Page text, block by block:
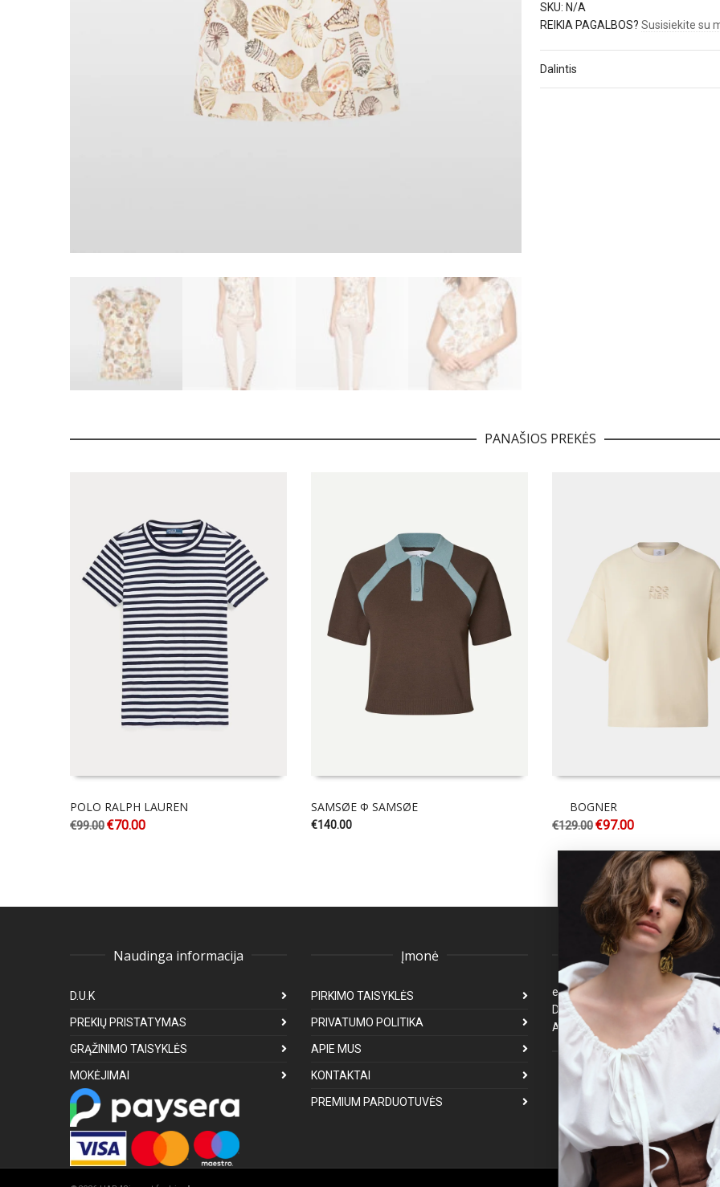
SKU: N/A
REIKIA PAGALBOS? Susisiekite su
Dalintis
PANAŠIOS PREKĖS
POLO RALPH LAUREN
€99.00€70.00
SAMSØE Φ SAMSØE
€140.00
BOGNER
€129.00€97.00
Naudinga informacija
D.U.K
PREKIŲ PRISTATYMAS
GRĄŽINIMO TAISYKLĖS
MOKĖJIMAI
Įmonė
PIRKIMO TAISYKLĖS
PRIVATUMO POLITIKA
APIE MUS
KONTAKTAI
PREMIUM PARDUOTUVĖS
Klientų aptarnavimas
Darbo laikas: I-V 8:00-17:00
Atsakymas per 1-3 darbo dienas
Mus galite rasti